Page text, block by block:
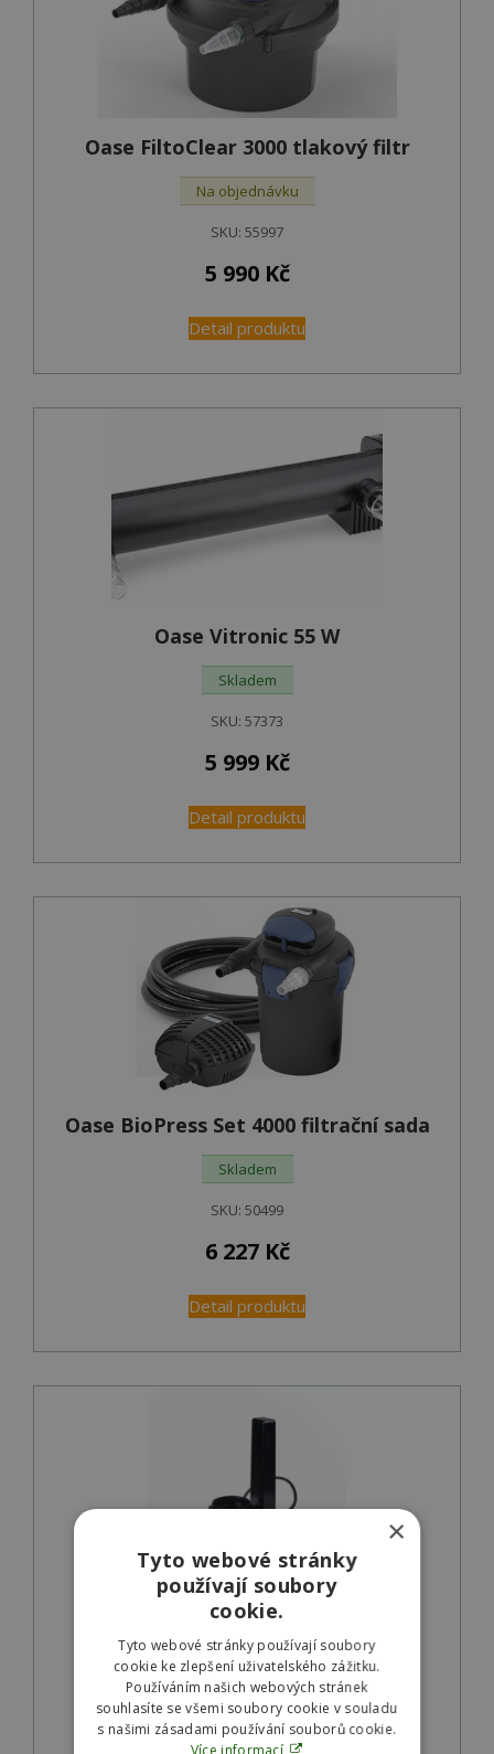
Oase FiltoClear 3000 tlakový filtr
Na objednávku
SKU: 55997
5 990 Kč
Detail produktu
Oase Vitronic 55 W
Skladem
SKU: 57373
5 999 Kč
Detail produktu
Oase BioPress Set 4000 filtrační sada
Skladem
SKU: 50499
6 227 Kč
Detail produktu
Spare UVC elektronic Bitron C 110
Skladem
SKU: 31002
6 266Kč
×
Tyto webové stránky
používají soubory
cookie.
Tyto webové stránky používají soubory
cookie ke zlepšení uživatelského zážitku.
Používáním našich webových stránek
souhlasíte se všemi soubory cookie v souladu
s našimi zásadami používání souborů cookie.
Více informací